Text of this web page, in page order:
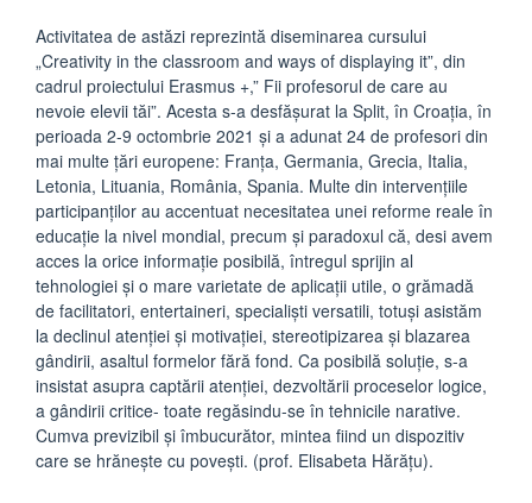
Activitatea de astăzi reprezintă diseminarea cursului
„Creativity in the classroom and ways of displaying it”, din
cadrul proiectului Erasmus +,” Fii profesorul de care au
nevoie elevii tăi”. Acesta s-a desfășurat la Split, în Croația, în
perioada 2-9 octombrie 2021 și a adunat 24 de profesori din
mai multe țări europene: Franța, Germania, Grecia, Italia,
Letonia, Lituania, România, Spania. Multe din intervențiile
participanților au accentuat necesitatea unei reforme reale în
educație la nivel mondial, precum și paradoxul că, desi avem
acces la orice informație posibilă, întregul sprijin al
tehnologiei și o mare varietate de aplicații utile, o grămadă
de facilitatori, entertaineri, specialiști versatili, totuși asistăm
la declinul atenției și motivației, stereotipizarea și blazarea
gândirii, asaltul formelor fără fond. Ca posibilă soluție, s-a
insistat asupra captării atenției, dezvoltării proceselor logice,
a gândirii critice- toate regăsindu-se în tehnicile narative.
Cumva previzibil și îmbucurător, mintea fiind un dispozitiv
care se hrănește cu povești. (prof. Elisabeta Hărățu).